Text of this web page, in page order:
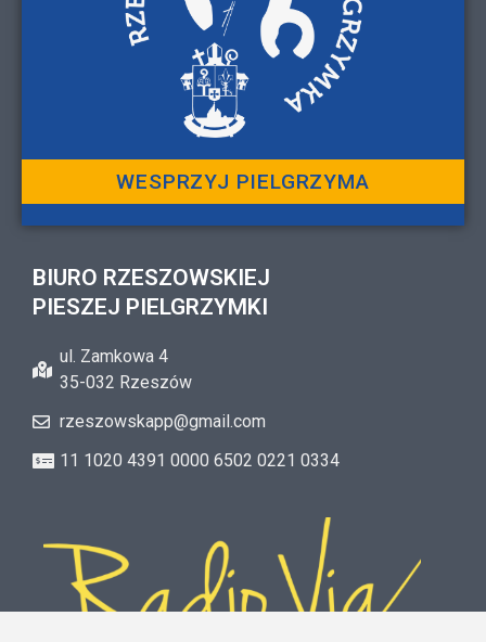
WESPRZYJ PIELGRZYMA
BIURO RZESZOWSKIEJ
PIESZEJ PIELGRZYMKI
ul. Zamkowa 4
35-032 Rzeszów
rzeszowskapp@gmail.com
11 1020 4391 0000 6502 0221 0334